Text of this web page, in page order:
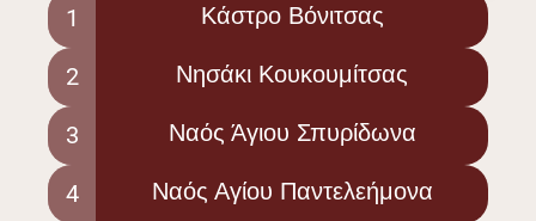
1 Κάστρο Βόνιτσας
2 Νησάκι Κουκουμίτσας
3 Ναός Άγιου Σπυρίδωνα
4 Ναός Αγίου Παντελεήμονα